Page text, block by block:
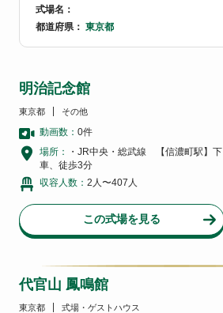
式場名：
都道府県： 東京都
明治記念館
東京都 その他
動画数： 0件
場所：
・JR中央・総武線 【信濃町駅】下
車、徒歩3分
収容人数： 2人〜407人
この式場を見る
代官山 鳳鳴館
東京都 式場・ゲストハウス